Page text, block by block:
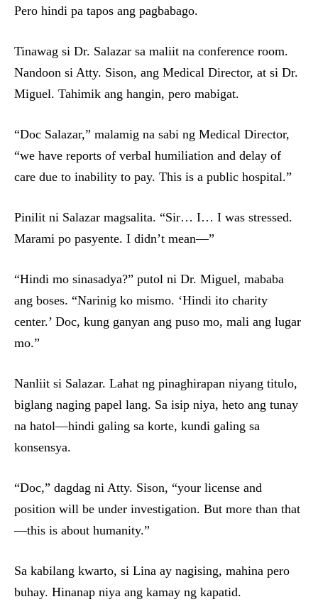
Pero hindi pa tapos ang pagbabago.
Tinawag si Dr. Salazar sa maliit na conference room.
Nandoon si Atty. Sison, ang Medical Director, at si Dr.
Miguel. Tahimik ang hangin, pero mabigat.
“Doc Salazar,” malamig na sabi ng Medical Director,
“we have reports of verbal humiliation and delay of
care due to inability to pay. This is a public hospital.”
Pinilit ni Salazar magsalita. “Sir… I… I was stressed.
Marami po pasyente. I didn’t mean—”
“Hindi mo sinasadya?” putol ni Dr. Miguel, mababa
ang boses. “Narinig ko mismo. ‘Hindi ito charity
center.’ Doc, kung ganyan ang puso mo, mali ang lugar
mo.”
Nanliit si Salazar. Lahat ng pinaghirapan niyang titulo,
biglang naging papel lang. Sa isip niya, heto ang tunay
na hatol—hindi galing sa korte, kundi galing sa
konsensya.
“Doc,” dagdag ni Atty. Sison, “your license and
position will be under investigation. But more than that
—this is about humanity.”
Sa kabilang kwarto, si Lina ay nagising, mahina pero
buhay. Hinanap niya ang kamay ng kapatid.